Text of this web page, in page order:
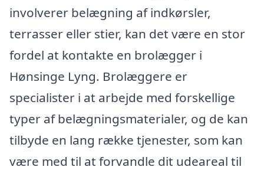
involverer belægning af indkørsler,
terrasser eller stier, kan det være en stor
fordel at kontakte en brolægger i
Hønsinge Lyng. Brolæggere er
specialister i at arbejde med forskellige
typer af belægningsmaterialer, og de kan
tilbyde en lang række tjenester, som kan
være med til at forvandle dit udeareal til